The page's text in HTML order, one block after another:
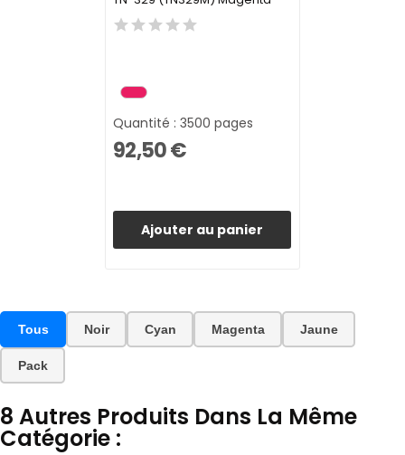
Quantité : 3500 pages
92,50 €
Ajouter au panier
Tous Noir Cyan Magenta Jaune
Pack
8 Autres Produits Dans La Même
Catégorie :